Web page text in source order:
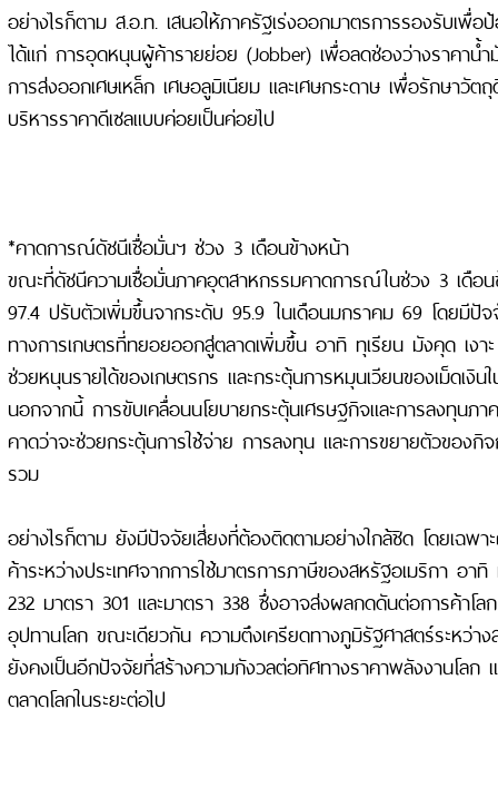
อย่างไรก็ตาม ส.อ.ท. เสนอให้ภาครัฐเร่งออกมาตรการรองรับเพื่
ได้แก่ การอุดหนุนผู้ค้ารายย่อย (Jobber) เพื่อลดช่องว่างราคาน้
การส่งออกเศษเหล็ก เศษอลูมิเนียม และเศษกระดาษ เพื่อรักษาวัตถุ
บริหารราคาดีเซลแบบค่อยเป็นค่อยไป
*คาดการณ์ดัชนีเชื่อมั่นฯ ช่วง 3 เดือนข้างหน้า
ขณะที่ดัชนีความเชื่อมั่นภาคอุตสาหกรรมคาดการณ์ในช่วง 3 เดือ
97.4 ปรับตัวเพิ่มขึ้นจากระดับ 95.9 ในเดือนมกราคม 69 โดยมี
ทางการเกษตรที่ทยอยออกสู่ตลาดเพิ่มขึ้น อาทิ ทุเรียน มังคุด เงา
ช่วยหนุนรายได้ของเกษตรกร และกระตุ้นการหมุนเวียนของเม็ดเงิ
นอกจากนี้ การขับเคลื่อนนโยบายกระตุ้นเศรษฐกิจและการลงทุนภา
คาดว่าจะช่วยกระตุ้นการใช้จ่าย การลงทุน และการขยายตัวของกิ
รวม
อย่างไรก็ตาม ยังมีปัจจัยเสี่ยงที่ต้องติดตามอย่างใกล้ชิด โดยเฉพา
ค้าระหว่างประเทศจากการใช้มาตรการภาษีของสหรัฐอเมริกา อา
232 มาตรา 301 และมาตรา 338 ซึ่งอาจส่งผลกดดันต่อการค้าโล
อุปทานโลก ขณะเดียวกัน ความตึงเครียดทางภูมิรัฐศาสตร์ระหว่าง
ยังคงเป็นอีกปัจจัยที่สร้างความกังวลต่อทิศทางราคาพลังงานโลก
ตลาดโลกในระยะต่อไป